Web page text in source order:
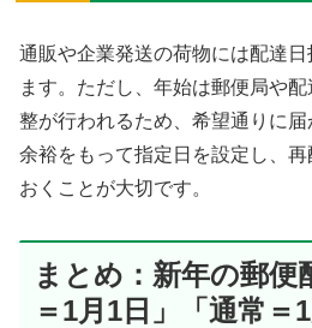
通販や企業発送の荷物には配達
ます。ただし、年始は郵便局や
整が行われるため、希望通りに届
余裕をもって指定日を設定し、
おくことが大切です。
まとめ：新年の郵便
＝1月1日」「通常＝